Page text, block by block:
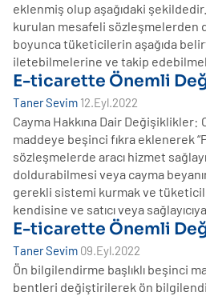
eklenmiş olup aşağıdaki
kurulan mesafeli sözleşmelerden
boyunca tüketicilerin aşağıda
iletebilmelerine ve takip
E-ticarette Önemli
Taner Sevim 12.Eyl.2022
Cayma Hakkına Dair Değişiklikler:
maddeye beşinci fıkra eklenerek
sözleşmelerde aracı hizmet
doldurabilmesi veya cayma
gerekli sistemi kurmak ve
kendisine ve satıcı veya sağlayıcıya
E-ticarette Önemli
Taner Sevim 09.Eyl.2022
Ön bilgilendirme başlıklı beşinci
bentleri değiştirilerek ön